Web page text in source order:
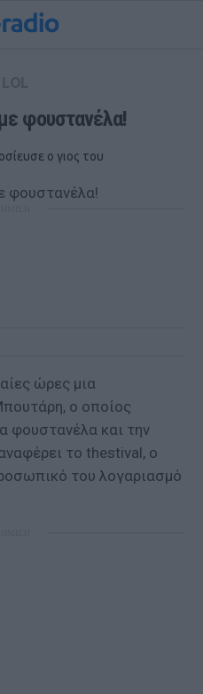
φουστανέλα!
ο γιος του
ώρες μια
ο οποίος
φουστανέλα και την
το thestival, ο
του λογαριασμό